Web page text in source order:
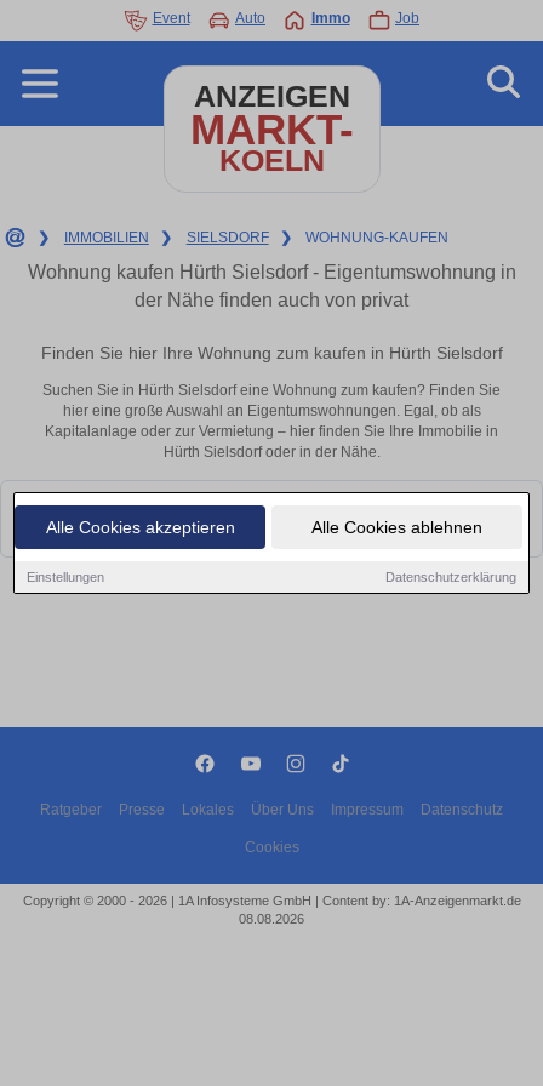
Alle Cookies akzeptieren Alle Cookies ablehnen
Einstellungen Datenschutzerklärung
Event Auto Immo Job
ANZEIGEN
MARKT-
KOELN
❯ IMMOBILIEN ❯ SIELSDORF ❯ WOHNUNG-KAUFEN
Wohnung kaufen Hürth Sielsdorf - Eigentumswohnung in
der Nähe finden auch von privat
Finden Sie hier Ihre Wohnung zum kaufen in Hürth Sielsdorf
Suchen Sie in Hürth Sielsdorf eine Wohnung zum kaufen? Finden Sie
hier eine große Auswahl an Eigentumswohnungen. Egal, ob als
Kapitalanlage oder zur Vermietung – hier finden Sie Ihre Immobilie in
Hürth Sielsdorf oder in der Nähe.
Leider konnten wir derzeit keine passenden Objekte finden. Schauen Sie
bald wieder vorbei!
Ratgeber Presse Lokales Über Uns Impressum Datenschutz
Cookies
Copyright © 2000 - 2026 | 1A Infosysteme GmbH | Content by: 1A-Anzeigenmarkt.de
08.08.2026